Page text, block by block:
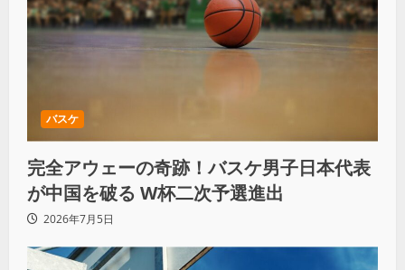
バスケ
完全アウェーの奇跡！バスケ男子日本代表
が中国を破る W杯二次予選進出
2026年7月5日